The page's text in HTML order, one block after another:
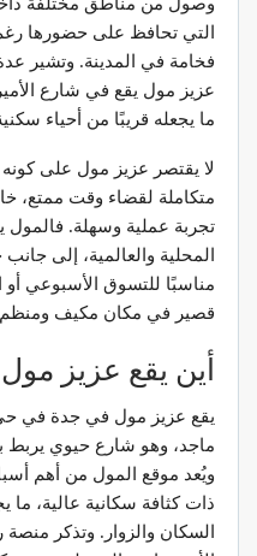
التي تحافظ على حضورها
فخامة في المدينة. وتشير
عزيز مول يقع في شارع
ما يجعله قريبًا من أحياء
لا يقتصر عزيز مول على
متكاملة لقضاء وقت ممتع،
تجربة عملية وسهلة.
المحلية والعالمية، إلى
مناسبًا للتسوق الأسبوعي أو
قصير في مكان مكيف
أين يقع عزيز
يقع عزيز مول في جدة في حي
ماجد، وهو شارع حيوي يربط
ويُعد موقع المول من أهم
ذات كثافة سكانية عالية، ما
السكان والزوار. وتذكر